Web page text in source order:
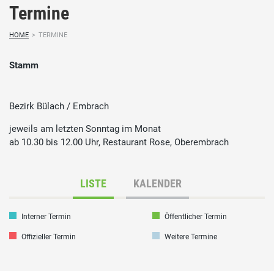
Termine
HOME > TERMINE
Stamm
Bezirk Bülach / Embrach
jeweils am letzten Sonntag im Monat
ab 10.30 bis 12.00 Uhr, Restaurant Rose, Oberembrach
LISTE KALENDER
Interner Termin Öffentlicher Termin
Offizieller Termin Weitere Termine